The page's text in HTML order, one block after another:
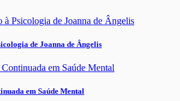
de Joanna de Ângelis
em Saúde Mental